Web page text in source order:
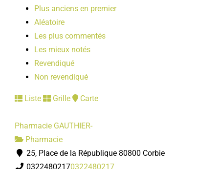
Plus anciens en premier
Aléatoire
Les plus commentés
Les mieux notés
Revendiqué
Non revendiqué
Liste Grille Carte
Pharmacie GAUTHIER-
Pharmacie
25, Place de la République 80800 Corbie
03224802170322480217